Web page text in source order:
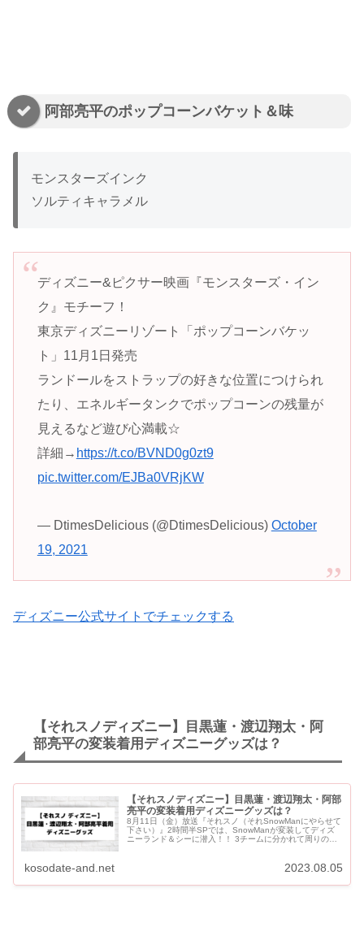
阿部亮平のポップコーンバケット＆味
モンスターズインク
ソルティキャラメル
ディズニー&ピクサー映画『モンスターズ・イン
ク』モチーフ！
東京ディズニーリゾート「ポップコーンバケッ
ト」11月1日発売
ランドールをストラップの好きな位置につけられ
たり、エネルギータンクでポップコーンの残量が
見えるなど遊び心満載☆
詳細→ https://t.co/BVND0g0zt9
pic.twitter.com/EJBa0VRjKW
— DtimesDelicious (@DtimesDelicious) October
19, 2021
ディズニー公式サイトでチェックする
【それスノディズニー】目黒蓮・渡辺翔太・阿
部亮平の変装着用ディズニーグッズは？
【それスノディズニー】目黒蓮・渡辺翔太・阿部
亮平の変装着用ディズニーグッズは？
8月11日（金）放送『それスノ（それSnowManにやらせて
下さい）』2時間半SPでは、SnowManが変装してディズ
ニーランド＆シーに潜入！！ 3チームに分かれて周りの人
kosodate-and.net 2023.08.05